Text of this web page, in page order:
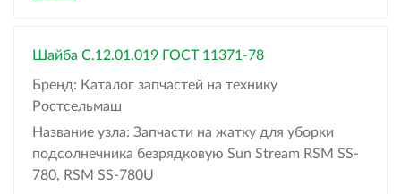
Шайба С.12.01.019 ГОСТ 11371-78
Бренд: Каталог запчастей на технику
Ростсельмаш
Название узла: Запчасти на жатку для уборки
подсолнечника безрядковую Sun Stream RSM SS-
780, RSM SS-780U